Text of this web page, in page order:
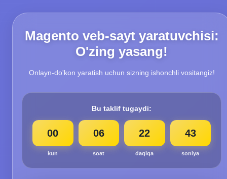
Magento veb-sayt yaratuvchisi:
O'zing yasang!
Onlayn-do'kon yaratish uchun sizning ishonchli vositangiz!
Bu taklif tugaydi:
00
kun
06
soat
22
daqiqa
42
soniya